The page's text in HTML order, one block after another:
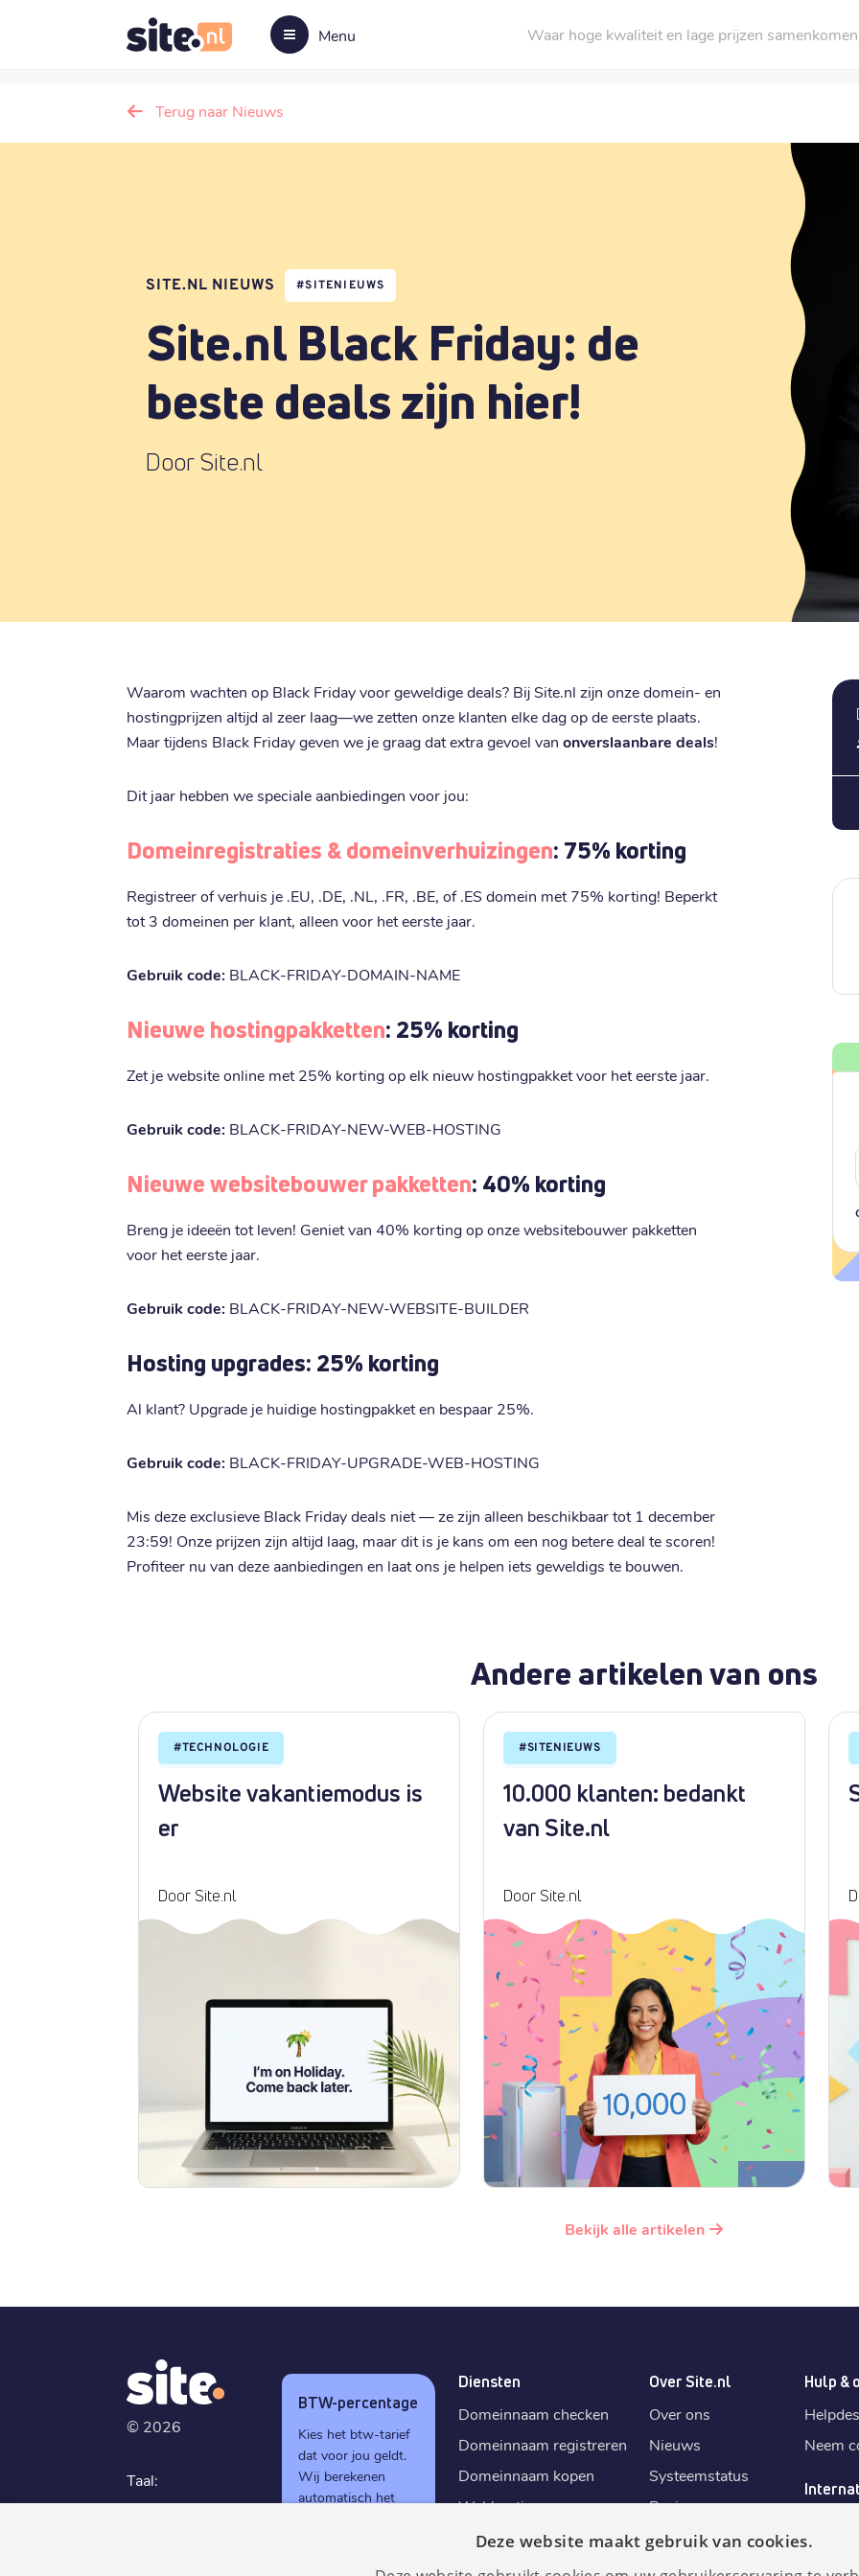
Menu Waar hoge kwaliteit en lage prijzen samenkomen
Terug naar Nieuws
SITE.NL NIEUWS #SITENIEUWS
Site.nl Black Friday: de
beste deals zijn hier!
Door Site.nl
Waarom wachten op Black Friday voor geweldige deals? Bij Site.nl zijn onze domein- en
hostingprijzen altijd al zeer laag—we zetten onze klanten elke dag op de eerste plaats.
Maar tijdens Black Friday geven we je graag dat extra gevoel van onverslaanbare deals!
Dit jaar hebben we speciale aanbiedingen voor jou:
Domeinregistraties & domeinverhuizingen: 75% korting
Registreer of verhuis je .EU, .DE, .NL, .FR, .BE, of .ES domein met 75% korting! Beperkt
tot 3 domeinen per klant, alleen voor het eerste jaar.
Gebruik code: BLACK-FRIDAY-DOMAIN-NAME
Nieuwe hostingpakketten: 25% korting
Zet je website online met 25% korting op elk nieuw hostingpakket voor het eerste jaar.
Gebruik code: BLACK-FRIDAY-NEW-WEB-HOSTING
Nieuwe websitebouwer pakketten: 40% korting
Breng je ideeën tot leven! Geniet van 40% korting op onze websitebouwer pakketten
voor het eerste jaar.
Gebruik code: BLACK-FRIDAY-NEW-WEBSITE-BUILDER
Hosting upgrades: 25% korting
Al klant? Upgrade je huidige hostingpakket en bespaar 25%.
Gebruik code: BLACK-FRIDAY-UPGRADE-WEB-HOSTING
Mis deze exclusieve Black Friday deals niet — ze zijn alleen beschikbaar tot 1 december
23:59! Onze prijzen zijn altijd laag, maar dit is je kans om een nog betere deal te scoren!
Profiteer nu van deze aanbiedingen en laat ons je helpen iets geweldigs te bouwen.
Andere artikelen van ons
#TECHNOLOGIE
Website vakantiemodus is
er
Door Site.nl
#SITENIEUWS
10.000 klanten: bedankt
van Site.nl
Door Site.nl
Bekijk alle artikelen
© 2026
Taal:
Nederlands
BTW-percentage
Kies het btw-tarief
dat voor jou geldt.
Wij berekenen
automatisch het
Diensten
Domeinnaam checken
Domeinnaam registreren
Domeinnaam kopen
Webhosting
E-mail aanmaken
SSL certificaat
Over Site.nl
Over ons
Nieuws
Systeemstatus
Reviews
Algemene
Hulp &
Neem
Site.
Deze website maakt gebruik van cookies.